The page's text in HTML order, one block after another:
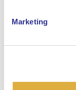
Marketing